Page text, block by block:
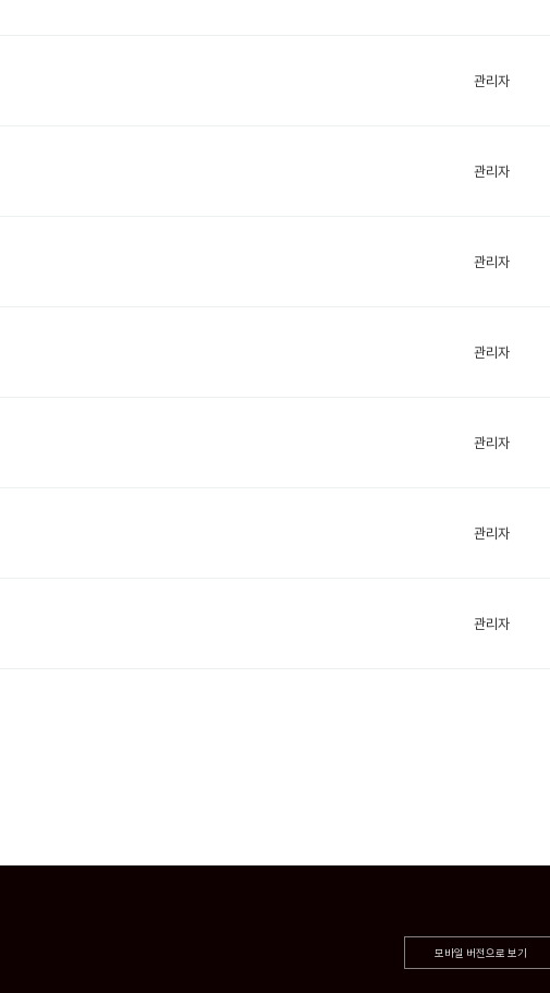
관리자
관리자
관리자
관리자
관리자
관리자
관리자
모바일 버전으로 보기